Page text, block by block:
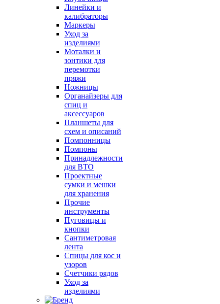
Линейки и
калибраторы
Маркеры
Уход за
изделиями
Моталки и
зонтики для
перемотки
пряжи
Ножницы
Органайзеры для
спиц и
аксессуаров
Планшеты для
схем и описаний
Помпонницы
Помпоны
Принадлежности
для ВТО
Проектные
сумки и мешки
для хранения
Прочие
инструменты
Пуговицы и
кнопки
Сантиметровая
лента
Спицы для кос и
узоров
Счетчики рядов
Уход за
изделиями